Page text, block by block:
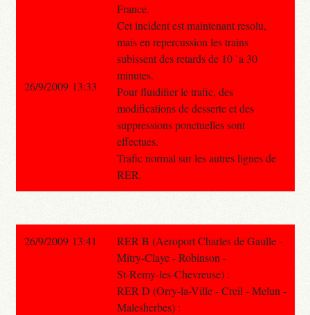
France.
Cet incident est maintenant resolu,
mais en repercussion les trains
subissent des retards de 10 `a 30
minutes.
Pour fluidifier le trafic, des
modifications de desserte et des
suppressions ponctuelles sont
effectues.
Trafic normal sur les autres lignes de
RER.
26/9/2009 13:33
26/9/2009 13:41
RER B (Aeroport Charles de Gaulle -
Mitry-Claye - Robinson -
St-Remy-les-Chevreuse) :
RER D (Orry-la-Ville - Creil - Melun -
Malesherbes) :